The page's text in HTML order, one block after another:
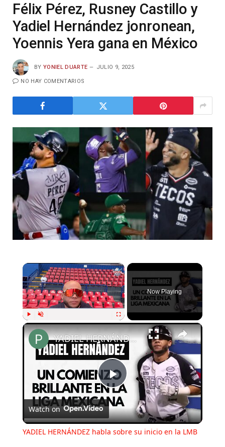
Félix Pérez, Rusney Castillo y
Yadiel Hernández jonronean,
Yoennis Yera gana en México
BY YONIEL DUARTE JULIO 9, 2025
NO HAY COMENTARIOS
×
Play Unmute Fullscreen
Now Playing
×
Play
Video
YADIEL HERNÁNDEZ habla sobre su inicio en la LMB
Watch on
YADIEL HERNÁNDEZ habla sobre su inicio en la LMB